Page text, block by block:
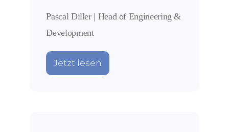
Pascal Diller | Head of Engineering &
Development
Jetzt lesen